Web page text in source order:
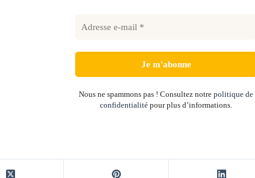
Nous ne spammons pas ! Consultez notrepolitique de
confidentialité pour plus d’informations.